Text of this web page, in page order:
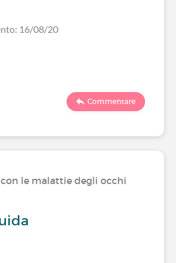
16/08/20
Commentare
con le malattie degli occhi